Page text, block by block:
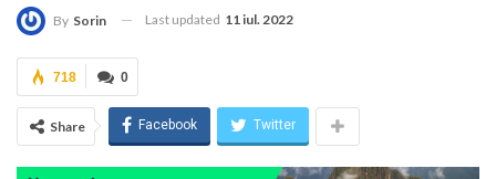
By Sorin Last updated 11 iul. 2022
0
718
Share Facebook Twitter